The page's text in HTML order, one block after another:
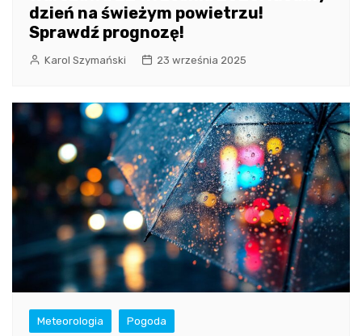
dzień na świeżym powietrzu!
Sprawdź prognozę!
Karol Szymański 23 września 2025
Meteorologia Pogoda